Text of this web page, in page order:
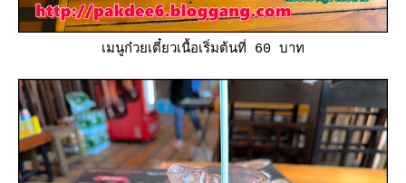
เมนูก๋วยเตี๋ยวเนื้อเริ่มต้นที่ 60 บาท